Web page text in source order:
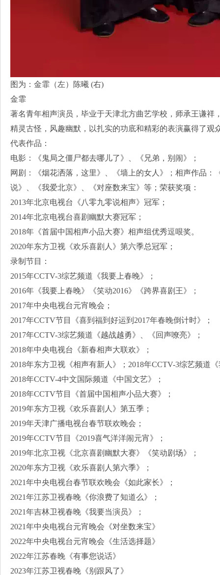
图为：金霏（左）陈曦 (右)
金霏
著名青年相声演员，毕业于天津北方曲艺学校，师承王谦祥
精灵古怪，风趣幽默，以扎实的功底和精彩的表演赢得了观
代表作品：
电影：《鬼局之僵尸都去哪儿了》、《兄弟，别闹》；
网剧：《烟花洒落，这里》、《墙上的女人》；相声作品：
说》、《我爱北京》、《对座数来宝》等；荣获奖项：
2013年北京电视台《八零九零说相声》冠军；
2014年北京电视台喜剧幽默大赛冠军；
2018年《首届中国相声小品大赛》相声组优秀逗哏奖。
2020年东方卫视《欢乐喜剧人》第六季总冠军；
录制节目：
2015年CCTV-3综艺频道《我要上春晚》；
2016年《我要上春晚》《笑动2016》《跨界喜剧王》；
2017年中央电视台元宵晚会；
2017年CCTV节目《喜到福到好运到2017年春晚倒计时》；
2017年CCTV-3综艺频道《越战越勇》、《回声嘹亮》；
2018年中央电视台《新春相声大联欢》；
2018年东方卫视《相声有新人》；2018年CCTV-3综艺频道
2018年CCTV-4中文国际频道《中国文艺》；
2018年CCTV节目《首届中国相声小品大赛》；
2019年东方卫视《欢乐喜剧人》第五季；
2019年天津广播电视台春节联欢晚会；
2019年CCTV节目《2019喜气洋洋闹元宵》；
2019年北京卫视《北京喜剧幽默大赛》《笑动剧场》；
2020年东方卫视《欢乐喜剧人第六季》；
2021年中央电视台春节联欢晚会《如此家长》；
2021年江苏卫视春晚《你浪费了知道么》；
2021年吉林卫视春晚《我要当演员》；
2021年中央电视台元宵晚会《对坐数来宝》
2022年中央电视台元宵晚会《生活选择题》
2022年江苏春晚《有事您说话》
2023年江苏卫视春晚《别跟风了》